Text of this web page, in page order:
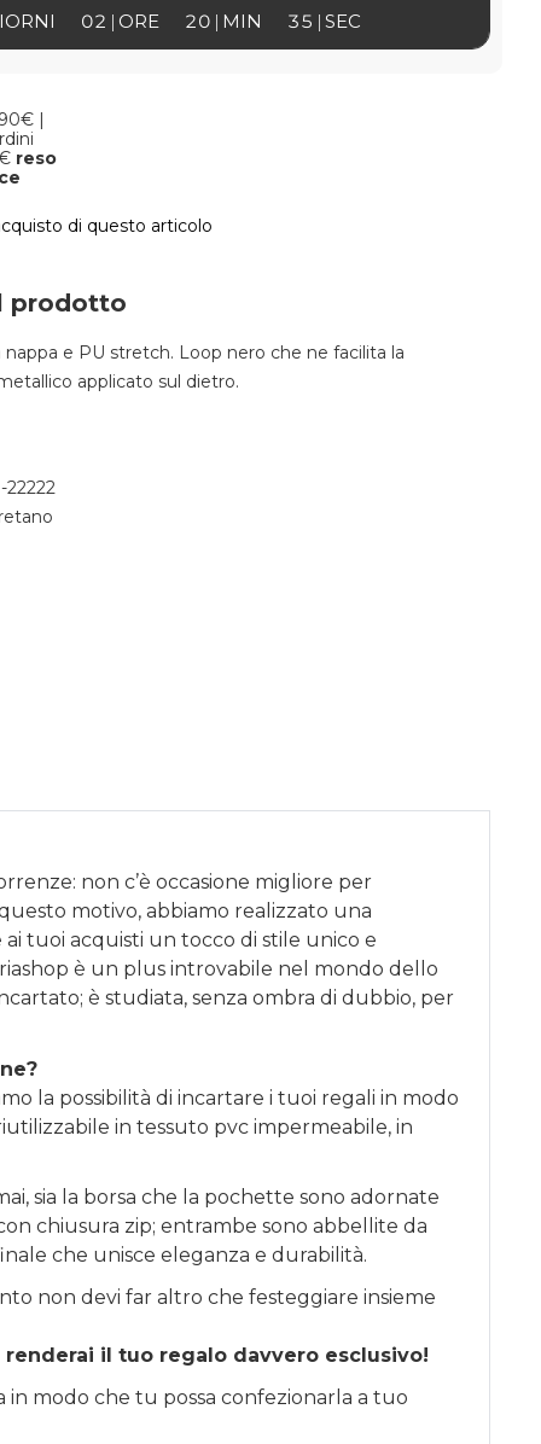
02 20 34
ORE MIN SEC
|
reso
di questo articolo
prodotto
e PU stretch. Loop nero che ne facilita la
applicato sul dietro.
22222
non c’è occasione migliore per
motivo, abbiamo realizzato una
tuoi acquisti un tocco di stile unico e
è un plus introvabile nel mondo dello
è studiata, senza ombra di dubbio, per
la possibilità di incartare i tuoi regali in modo
in tessuto pvc impermeabile, in
sia la borsa che la pochette sono adornate
chiusura zip; entrambe sono abbellite da
che unisce eleganza e durabilità.
non devi far altro che festeggiare insieme
il tuo regalo davvero esclusivo!
in modo che tu possa confezionarla a tuo